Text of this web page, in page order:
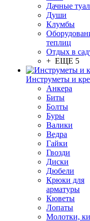
Дачные
Души
Клумбы
теплиц
Отдых в
+ ЕЩЕ 5
Инструметы и
Анкера
Биты
Болты
Буры
Валики
Ведра
Гайки
Гвозди
Диски
Дюбели
Крюки для
арматуры
Кюветы
Лопаты
Молотки,